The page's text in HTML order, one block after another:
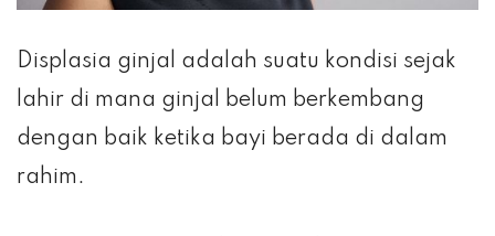
Displasia ginjal adalah suatu kondisi sejak
lahir di mana ginjal belum berkembang
dengan baik ketika bayi berada di dalam
rahim.